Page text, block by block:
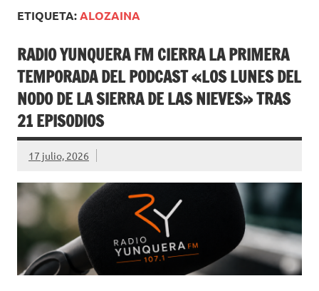
ETIQUETA:ALOZAINA
RADIO YUNQUERA FM CIERRA LA PRIMERA
TEMPORADA DEL PODCAST «LOS LUNES DEL
NODO DE LA SIERRA DE LAS NIEVES» TRAS
21 EPISODIOS
17 julio, 2026